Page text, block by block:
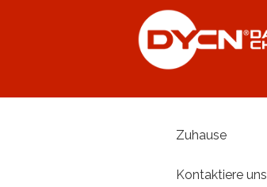
Zuhause
Kontaktiere uns